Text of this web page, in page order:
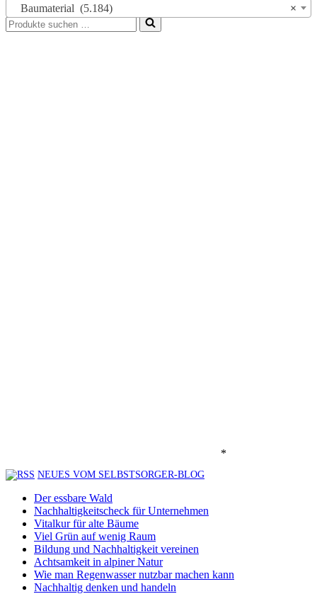
×
Baumaterial (5.184)
Suchen
nach …
*
NEUES VOM SELBSTSORGER-BLOG
Der essbare Wald
Nachhaltigkeitscheck für Unternehmen
Vitalkur für alte Bäume
Viel Grün auf wenig Raum
Bildung und Nachhaltigkeit vereinen
Achtsamkeit in alpiner Natur
Wie man Regenwasser nutzbar machen kann
Nachhaltig denken und handeln